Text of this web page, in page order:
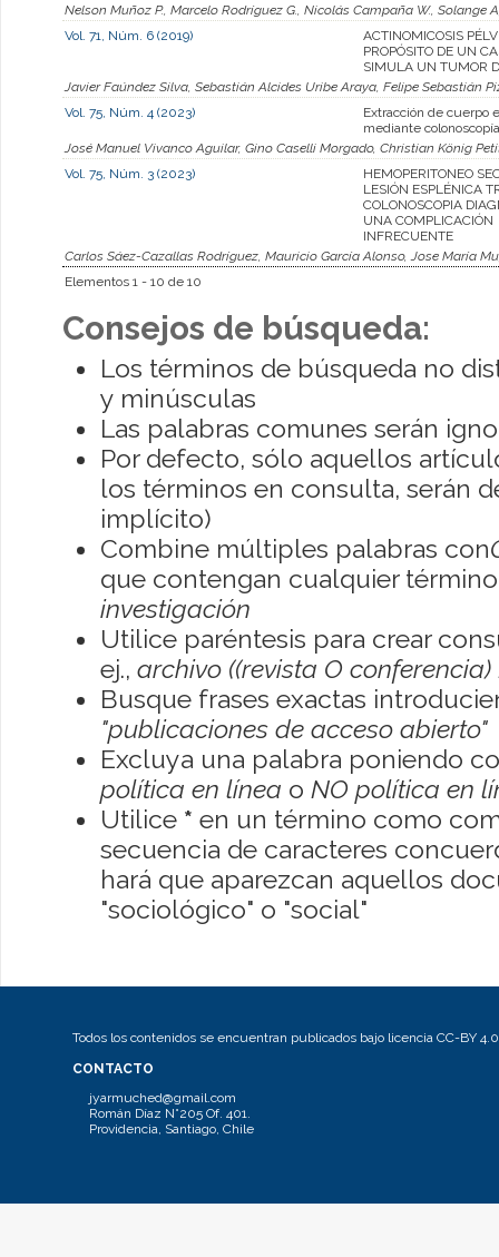
Nelson Muñoz P., Marcelo Rodríguez G., Nicolás Campaña W., Solange
Vol. 71, Núm. 6 (2019)
ACTINOMICOSIS
PROPÓSITO DE UN
SIMULA UN TUMOR
Javier Faúndez Silva, Sebastián Alcides Uribe Araya, Felipe Sebastián
Vol. 75, Núm. 4 (2023)
Extracción de cuerpo
mediante
José Manuel Vivanco Aguilar, Gino Caselli Morgado, Christian König
Vol. 75, Núm. 3 (2023)
HEMOPERITONEO
LESIÓN ESPLÉNICA
COLONOSCOPIA
UNA COMPLICACIÓN
INFRECUENTE
Carlos Sáez-Cazallas Rodríguez, Mauricio García Alonso, Jose María
Elementos 1 - 10 de 10
Consejos de búsqueda:
Los términos de búsqueda no
y minúsculas
Las palabras comunes serán
Por defecto, sólo aquellos
los términos en consulta, serán
implícito)
Combine múltiples palabras con
que contengan cualquier
investigación
Utilice paréntesis para crear
ej., archivo ((revista O conferencia)
Busque frases exactas
"publicaciones de acceso abierto"
Excluya una palabra poniendo
política en línea o NO política en
Utilice * en un término como
secuencia de caracteres
hará que aparezcan aquellos
"sociológico" o "social"
Todos los contenidos se encuentran publicados bajo licencia CC-BY 4.0
CONTACTO
jyarmuched@gmail.com
Román Díaz N°205 Of. 401.
Providencia, Santiago, Chile